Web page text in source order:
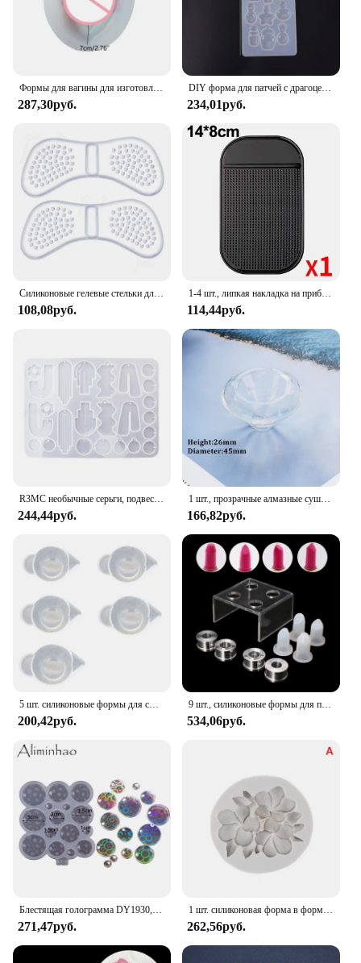
Формы для вагины для изготовления свечей, силиконовая форма для свечей «сделай сам» для ароматерапии свечей, эпоксидной смолы, литья, воска, мыла, поделок «сделай сам»
287,30руб.
DIY форма для патчей с драгоценными камнями, кристаллическая эпоксидная форма, несколько спецификаций, кулон со звездой, наклейка, силиконовая форма для смолы
234,01руб.
Силиконовые гелевые стельки для высоких каблуков, вставки для обуви, подкладка для пятки, подушка, защитная наклейка, стельки для обуви, подушка для облегчения боли в ступнях
108,08руб.
1-4 шт., липкая накладка на приборную панель автомобиля, противоскользящая накладка, ключи для автомобильного телефона, украшения, коврик для хранения салона автомобиля, нескользящие силиконовые накладки
114,44руб.
R3MC необычные серьги, подвески, силиконовые формы, DIY ювелирные изделия, не прилипающие
244,44руб.
1 шт., прозрачные алмазные сушеные цветы, декоративные формы из УФ-смолы, жидкие силиконовые формы для изготовления ювелирных изделий, инструменты для подвески ручной работы
166,82руб.
5 шт. силиконовые формы для смолы чашки диспенсер DIY Эпоксидной смолы ювелирных изделий инструменты цвет модуляции
200,42руб.
9 шт., силиконовые формы для помады, с металлическим кольцом и подставкой
534,06руб.
Блестящая голограмма DY1930, различные размеры, круглые формы для смолы, силиконовая эпоксидная форма «сделай сам» для сережек, рукоделие, ювелирные изделия
271,47руб.
1 шт. силиконовая форма в форме цветка Gardenia Plumeria Rubra мыло формы для помадки DIY торт желе шоколадное украшение инструмент для выпечки
262,56руб.